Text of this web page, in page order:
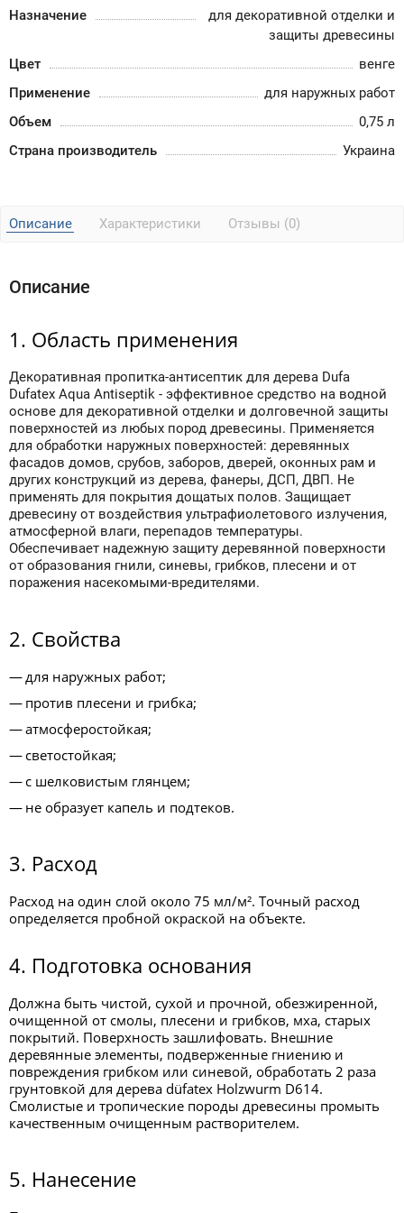
Назначение
для декоративной отделки и
защиты древесины
Цвет
венге
Применение
для наружных работ
Объем
0,75 л
Страна производитель
Украина
Описание Характеристики Отзывы (0)
Описание
1. Область применения
Декоративная пропитка-антисептик для дерева Dufa
Dufatex Aqua Antiseptik - эффективное средство на водной
основе для декоративной отделки и долговечной защиты
поверхностей из любых пород древесины. Применяется
для обработки наружных поверхностей: деревянных
фасадов домов, срубов, заборов, дверей, оконных рам и
других конструкций из дерева, фанеры, ДСП, ДВП. Не
применять для покрытия дощатых полов. Защищает
древесину от воздействия ультрафиолетового излучения,
атмосферной влаги, перепадов температуры.
Обеспечивает надежную защиту деревянной поверхности
от образования гнили, синевы, грибков, плесени и от
поражения насекомыми-вредителями.
2. Свойства
для наружных работ;
против плесени и грибка;
атмосферостойкая;
светостойкая;
с шелковистым глянцем;
не образует капель и подтеков.
3. Расход
Расход на один слой около 75 мл/м². Точный расход
определяется пробной окраской на объекте.
4. Подготовка основания
Должна быть чистой, сухой и прочной, обезжиренной,
очищенной от смолы, плесени и грибков, мха, старых
покрытий. Поверхность зашлифовать. Внешние
деревянные элементы, подверженные гниению и
повреждения грибком или синевой, обработать 2 раза
грунтовкой для дерева düfatex Holzwurm D614.
Смолистые и тропические породы древесины промыть
качественным очищенным растворителем.
5. Нанесение